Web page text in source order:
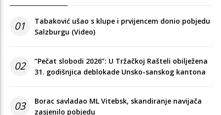
01
Tabaković ušao s klupe i prvijencem donio pobjedu
Salzburgu (Video)
02
“Pečat slobodi 2026”: U Tržačkoj Rašteli obilježena
31. godišnjica deblokade Unsko-sanskog kantona
03
Borac savladao ML Vitebsk, skandiranje navijača
zasjenilo pobjedu